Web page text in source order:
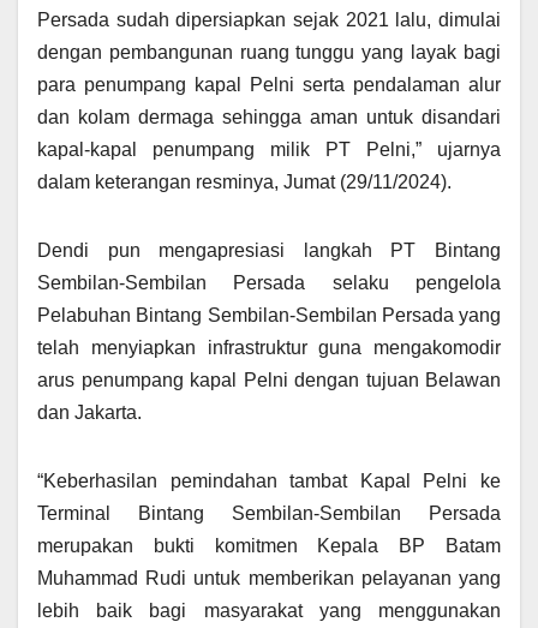
Persada sudah dipersiapkan sejak 2021 lalu, dimulai
dengan pembangunan ruang tunggu yang layak bagi
para penumpang kapal Pelni serta pendalaman alur
dan kolam dermaga sehingga aman untuk disandari
kapal-kapal penumpang milik PT Pelni,” ujarnya
dalam keterangan resminya, Jumat (29/11/2024).
Dendi pun mengapresiasi langkah PT Bintang
Sembilan-Sembilan Persada selaku pengelola
Pelabuhan Bintang Sembilan-Sembilan Persada yang
telah menyiapkan infrastruktur guna mengakomodir
arus penumpang kapal Pelni dengan tujuan Belawan
dan Jakarta.
“Keberhasilan pemindahan tambat Kapal Pelni ke
Terminal Bintang Sembilan-Sembilan Persada
merupakan bukti komitmen Kepala BP Batam
Muhammad Rudi untuk memberikan pelayanan yang
lebih baik bagi masyarakat yang menggunakan